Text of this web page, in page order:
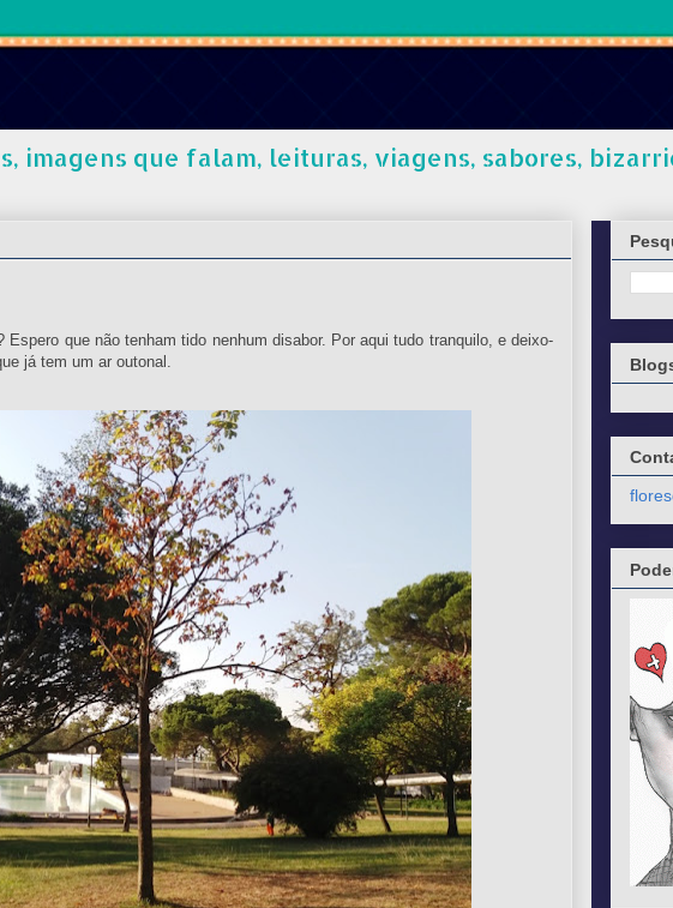
imagens que falam, leituras, viagens, sabores,
que não tenham tido nenhum disabor. Por aqui tudo tranquilo, e deixo-
já tem um ar outonal.